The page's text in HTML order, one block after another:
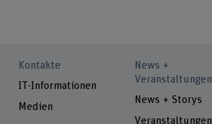
Kontakte
IT-Informationen
Medien
News +
Veranstaltungen
News + Storys
Veranstaltungen